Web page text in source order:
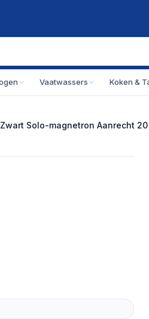
Vaatwassers Koken &
Solo-magnetron Aanrecht